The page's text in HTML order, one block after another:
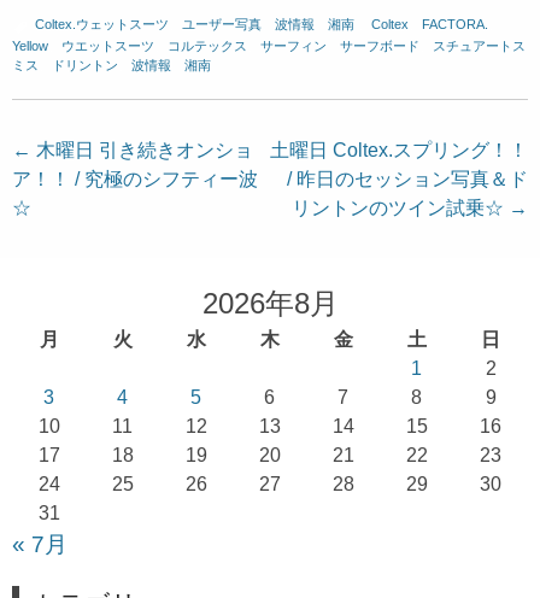
Coltex.ウェットスーツ ユーザー写真 波情報 湘南 Coltex FACTORA.
Yellow
ウエットスーツ コルテックス サーフィン サーフボード
スチュアートス
ミス
ドリントン 波情報 湘南
投
稿
ナ
← 木曜日 引き続きオンショ
ア！！ / 究極のシフティー波
☆
土曜日 Coltex.スプリング！！
/ 昨日のセッション写真＆ド
リントンのツイン試乗☆ →
2026年8月
月 火 水 木 金 土
日
1
2
3
4 5 6 7 8
9
10
11 12 13 14 15
16
17
18 19 20 21 22
23
24
25 26 27 28 29
30
31
« 7月